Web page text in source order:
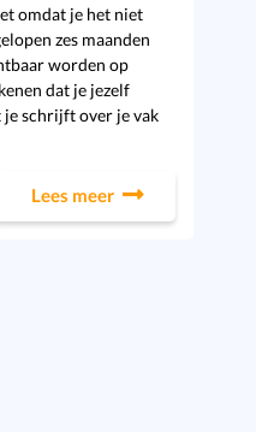
omdat je het niet
zes maanden
worden op
dat je jezelf
schrijft over je vak
Lees meer